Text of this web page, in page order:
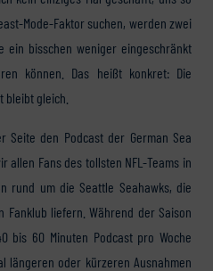
Mode-Faktor suchen, werden zwei
ein bisschen weniger eingeschränkt
können. Das heißt konkret: Die
bleibt gleich.
Seite den Podcast der German Sea
allen Fans des tollsten NFL-Teams in
rund um die Seattle Seahawks, die
Fanklub liefern. Während der Saison
bis 60 Minuten Podcast pro Woche
längeren oder kürzeren Ausnahmen